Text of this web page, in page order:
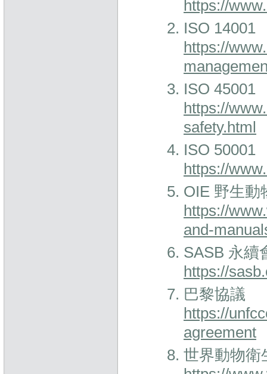
https://
ISO 14001
https://
ISO 45001
https://
safety.html
ISO 50001
https://
OIE 野生動
https://
and-
SASB 永續
https://
巴黎協議
https://
agreement
世界動物衛